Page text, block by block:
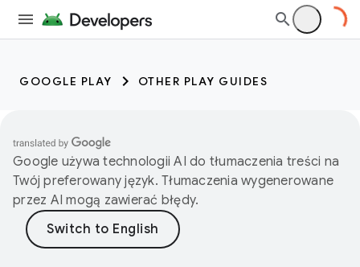
GOOGLE PLAY OTHER PLAY GUIDES
Google używa technologii AI do tłumaczenia treści na
Twój preferowany język. Tłumaczenia wygenerowane
przez AI mogą zawierać błędy.